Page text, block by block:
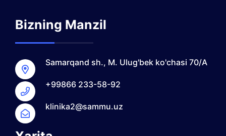
Bizning Manzil
Samarqand sh., M. Ulug'bek ko'chasi 70/A
+99866 233-58-92
klinika2@sammu.uz